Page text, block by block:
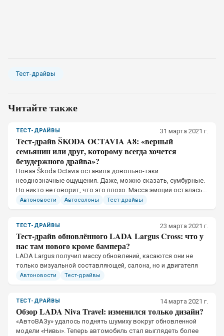
Тест-драйвы
Читайте также
ТЕСТ-ДРАЙВЫ 31 марта 2021 г.
Тест-драйв ŠKODA OCTAVIA A8: «верный
семьянин или друг, которому всегда хочется
безудержного драйва»?
​Новая Škoda Octavia оставила довольно-таки
неоднозначные ощущения. Даже, можно сказать, сумбурные.
Но никто не говорит, что это плохо. Масса эмоций осталась
после этого автомобиля
Автоновости Автосалоны Тест-драйвы
ТЕСТ-ДРАЙВЫ 23 марта 2021 г.
Тест-драйв обновлённого LADA Largus Cross: что у
нас там нового кроме бампера?
​LADA Largus получил массу обновлений, касаются они не
только визуальной составляющей, салона, но и двигателя
Автоновости Тест-драйвы
ТЕСТ-ДРАЙВЫ 14 марта 2021 г.
Обзор LADA Niva Travel: изменился только дизайн?
​«АвтоВАЗу» удалось поднять шумиху вокруг обновленной
модели «Нивы». Теперь автомобиль стал выглядеть более